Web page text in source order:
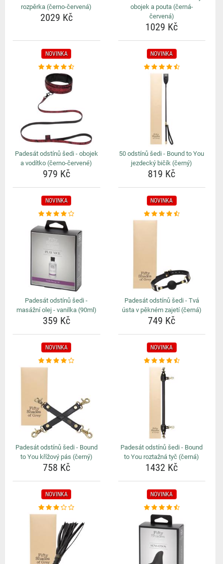
rozpěrka (černo-červená)
2029 Kč
obojek a pouta (černá-
červená)
1029 Kč
NOVINKA
Padesát odstínů šedi - obojek
a vodítko (černo-červené)
979 Kč
NOVINKA
50 odstínů šedi - Bound to You
jezdecký bičík (černý)
819 Kč
NOVINKA
Padesát odstínů šedi -
masážní olej - vanilka (90ml)
359 Kč
NOVINKA
Padesát odstínů šedi - Tvá
ústa v pěkném zajetí (černá)
749 Kč
NOVINKA
Padesát odstínů šedi - Bound
to You křížový pás (černý)
758 Kč
NOVINKA
Padesát odstínů šedi - Bound
to You roztažná tyč (černá)
1432 Kč
NOVINKA NOVINKA